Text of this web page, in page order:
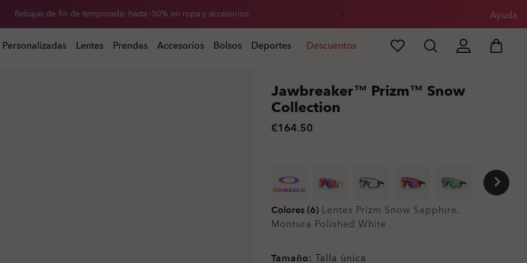
-20 % de descuento en lentes de repuesto al comprar unas gafas de sol Ayuda
Personalizadas Lentes Prendas Accesorios Bolsos Deportes Descuentos
Jawbreaker™ Prizm™ Snow
Collection
€164.50
PERSONALÍZALAS
Colores (6) Lentes Prizm Snow Sapphire,
Montura Polished White
Tamaño: Talla única